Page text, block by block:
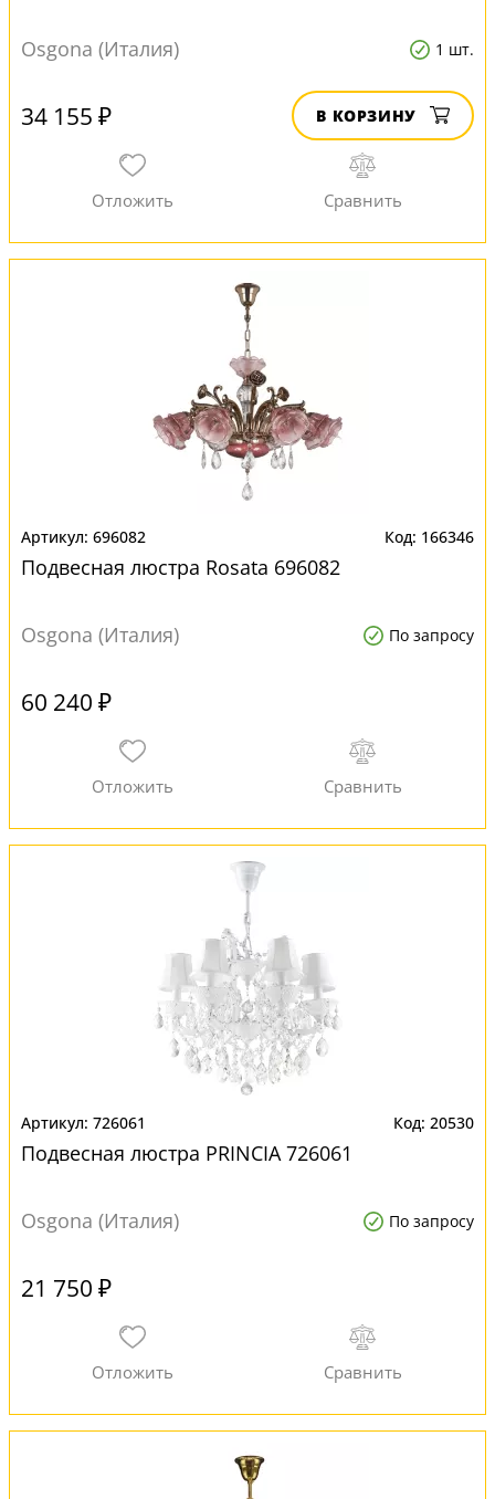
Osgona (Италия) 1 шт.
34 155 ₽ В КОРЗИНУ
696082 166346
Подвесная люстра Rosata 696082
Osgona (Италия) По запросу
60 240 ₽
726061 20530
Подвесная люстра PRINCIA 726061
Osgona (Италия) По запросу
21 750 ₽